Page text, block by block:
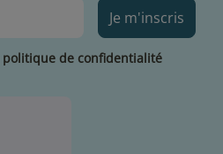
Je m'inscris
politique de confidentialité